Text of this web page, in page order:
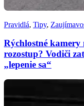
Pravidlá, Tipy,
Rýchlostné
rozostup? Vodiči
„lepenie sa“